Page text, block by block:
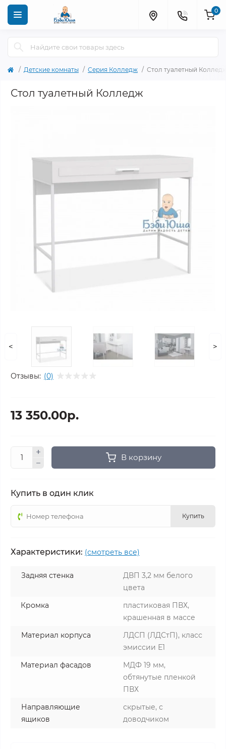
0
Детские комнаты Серия Колледж Стол туалетный
Стол туалетный Колледж
< >
Отзывы: (0)
13 350.00р.
В корзину
Купить в один клик
Купить
Характеристики: (смотреть все)
Задняя стенка
ДВП 3,2 мм белого
цвета
Кромка
пластиковая ПВХ,
крашенная в массе
Материал корпуса
ЛДСП (ЛДСтП), класс
эмиссии Е1
Материал фасадов
МДФ 19 мм,
обтянутые пленкой
ПВХ
Направляющие
ящиков
скрытые, с
доводчиком